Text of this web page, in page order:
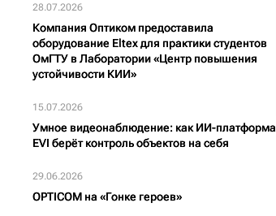
28.07.2026
Компания Оптиком предоставила
оборудование Eltex для практики студентов
ОмГТУ в Лаборатории «Центр повышения
устойчивости КИИ»
15.07.2026
Умное видеонаблюдение: как ИИ-платформа
EVI берёт контроль объектов на себя
29.06.2026
OPTICOM на «Гонке героев»